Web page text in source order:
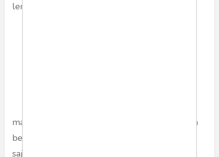
lembaga ini juga tak
mampu menjaga marwah media pers di jaman
berubah ini. Merespons hadirnya media online
saja, Dewan Pers tidak punya rumusan yang